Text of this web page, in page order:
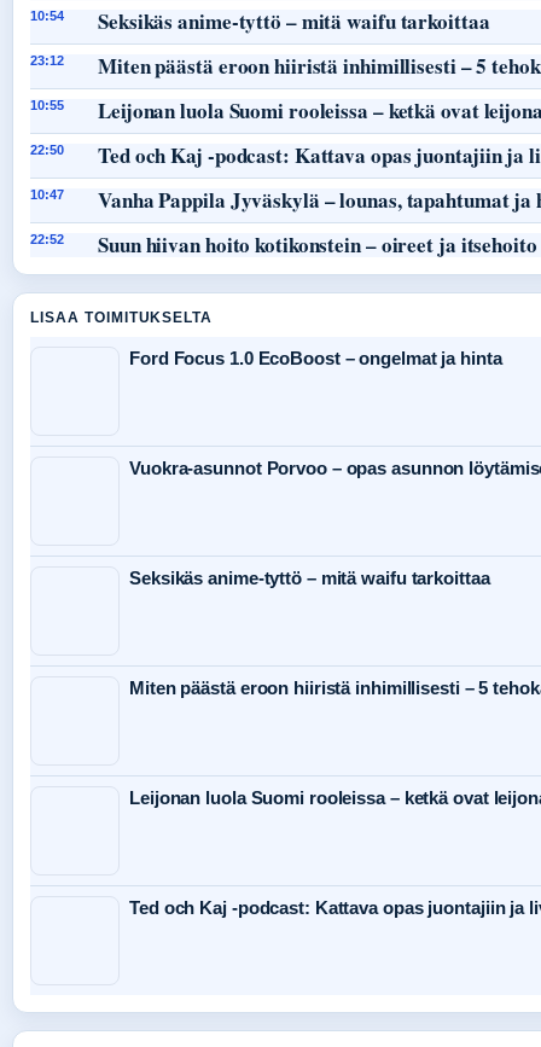
10:54 Seksikäs anime-tyttö – mitä waifu tarkoittaa
23:12 Miten päästä eroon hiiristä inhimillisesti – 5
10:55 Leijonan luola Suomi rooleissa – ketkä ovat
22:50 Ted och Kaj -podcast: Kattava opas juontajiin ja
10:47 Vanha Pappila Jyväskylä – lounas, tapahtumat
22:52 Suun hiivan hoito kotikonstein – oireet ja itsehoito
LISAA TOIMITUKSELTA
Ford Focus 1.0 EcoBoost – ongelmat ja hinta
Vuokra-asunnot Porvoo – opas asunnon
Seksikäs anime-tyttö – mitä waifu tarkoittaa
Miten päästä eroon hiiristä inhimillisesti – 5
Leijonan luola Suomi rooleissa – ketkä ovat
Ted och Kaj -podcast: Kattava opas juontajiin ja